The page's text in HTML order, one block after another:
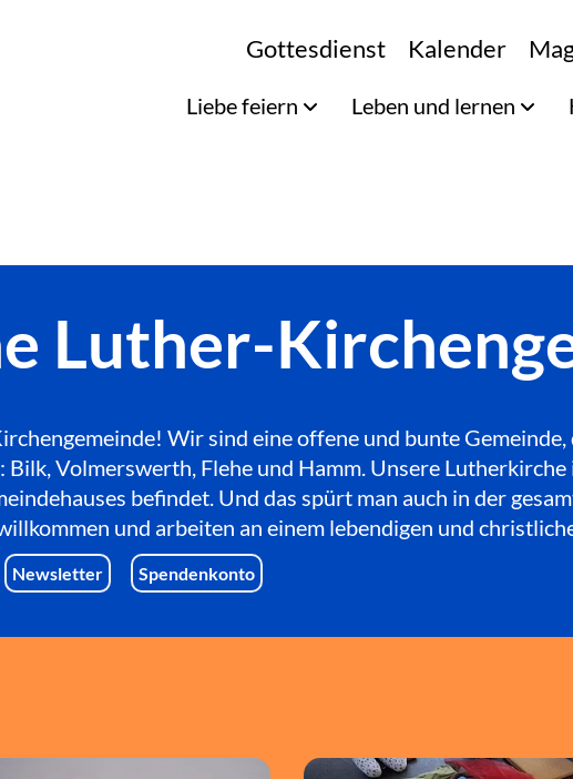
Gottesdienst Kalender
Liebe feiern Leben und lernen
Luther-
Wir sind eine offene und bunte Gemeinde,
Volmerswerth, Flehe und Hamm. Unsere Lutherkirche
befindet. Und das spürt man auch in der
und arbeiten an einem lebendigen und
Newsletter Spendenkonto